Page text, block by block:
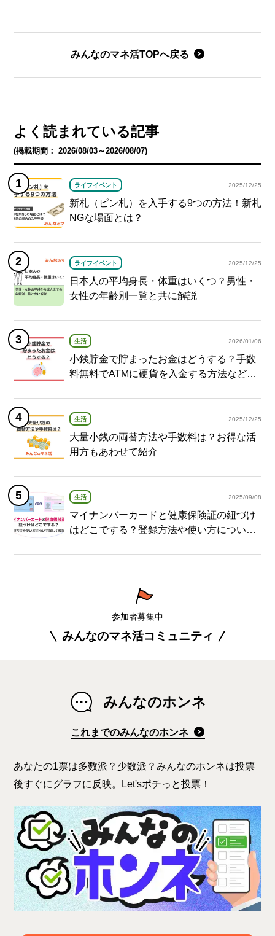
みんなのマネ活TOPへ戻る
よく読まれている記事
(掲載期間： 2026/08/03～2026/08/07)
ライフイベント 2025/12/25
新札（ピン札）を入手する9つの方法！新札
NGな場面とは？
ライフイベント 2025/12/25
日本人の平均身長・体重はいくつ？男性・
女性の年齢別一覧と共に解説
生活 2026/01/06
小銭貯金で貯まったお金はどうする？手数
料無料でATMに硬貨を入金する方法など紹
生活 2025/12/25
大量小銭の両替方法や手数料は？お得な活
用方もあわせて紹介
生活 2025/09/08
マイナンバーカードと健康保険証の紐づけ
はどこでする？登録方法や使い方について
参加者募集中
みんなのマネ活コミュニティ
みんなのホンネ
これまでのみんなのホンネ
あなたの1票は多数派？少数派？みんなのホンネは投票
後すぐにグラフに反映。Let'sポチっと投票！